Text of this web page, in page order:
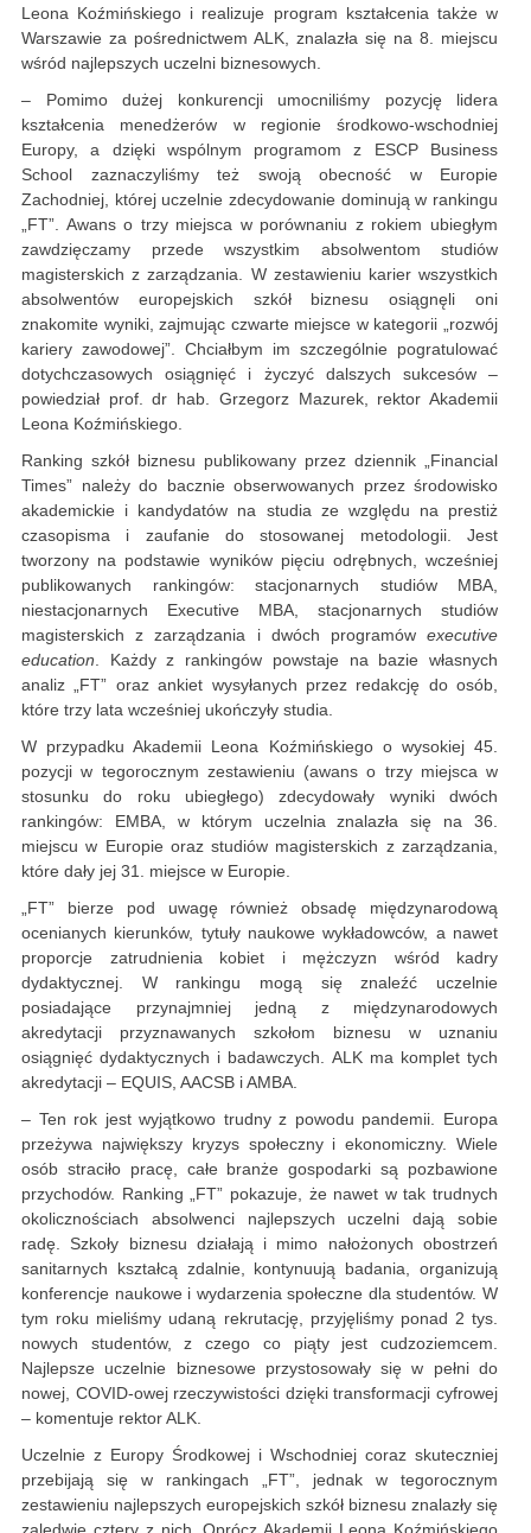
Leona Koźmińskiego i realizuje program kształcenia także w
Warszawie za pośrednictwem ALK, znalazła się na 8. miejscu
wśród najlepszych uczelni biznesowych.
– Pomimo dużej konkurencji umocniliśmy pozycję lidera
kształcenia menedżerów w regionie środkowo-wschodniej
Europy, a dzięki wspólnym programom z ESCP Business
School zaznaczyliśmy też swoją obecność w Europie
Zachodniej, której uczelnie zdecydowanie dominują w rankingu
„FT”. Awans o trzy miejsca w porównaniu z rokiem ubiegłym
zawdzięczamy przede wszystkim absolwentom studiów
magisterskich z zarządzania. W zestawieniu karier wszystkich
absolwentów europejskich szkół biznesu osiągnęli oni
znakomite wyniki, zajmując czwarte miejsce w kategorii „rozwój
kariery zawodowej”. Chciałbym im szczególnie pogratulować
dotychczasowych osiągnięć i życzyć dalszych sukcesów –
powiedział prof. dr hab. Grzegorz Mazurek, rektor Akademii
Leona Koźmińskiego.
Ranking szkół biznesu publikowany przez dziennik „Financial
Times” należy do bacznie obserwowanych przez środowisko
akademickie i kandydatów na studia ze względu na prestiż
czasopisma i zaufanie do stosowanej metodologii. Jest
tworzony na podstawie wyników pięciu odrębnych, wcześniej
publikowanych rankingów: stacjonarnych studiów MBA,
niestacjonarnych Executive MBA, stacjonarnych studiów
magisterskich z zarządzania i dwóch programów executive
education. Każdy z rankingów powstaje na bazie własnych
analiz „FT” oraz ankiet wysyłanych przez redakcję do osób,
które trzy lata wcześniej ukończyły studia.
W przypadku Akademii Leona Koźmińskiego o wysokiej 45.
pozycji w tegorocznym zestawieniu (awans o trzy miejsca w
stosunku do roku ubiegłego) zdecydowały wyniki dwóch
rankingów: EMBA, w którym uczelnia znalazła się na 36.
miejscu w Europie oraz studiów magisterskich z zarządzania,
które dały jej 31. miejsce w Europie.
„FT” bierze pod uwagę również obsadę międzynarodową
ocenianych kierunków, tytuły naukowe wykładowców, a nawet
proporcje zatrudnienia kobiet i mężczyzn wśród kadry
dydaktycznej. W rankingu mogą się znaleźć uczelnie
posiadające przynajmniej jedną z międzynarodowych
akredytacji przyznawanych szkołom biznesu w uznaniu
osiągnięć dydaktycznych i badawczych. ALK ma komplet tych
akredytacji – EQUIS, AACSB i AMBA.
– Ten rok jest wyjątkowo trudny z powodu pandemii. Europa
przeżywa największy kryzys społeczny i ekonomiczny. Wiele
osób straciło pracę, całe branże gospodarki są pozbawione
przychodów. Ranking „FT” pokazuje, że nawet w tak trudnych
okolicznościach absolwenci najlepszych uczelni dają sobie
radę. Szkoły biznesu działają i mimo nałożonych obostrzeń
sanitarnych kształcą zdalnie, kontynuują badania, organizują
konferencje naukowe i wydarzenia społeczne dla studentów. W
tym roku mieliśmy udaną rekrutację, przyjęliśmy ponad 2 tys.
nowych studentów, z czego co piąty jest cudzoziemcem.
Najlepsze uczelnie biznesowe przystosowały się w pełni do
nowej, COVID-owej rzeczywistości dzięki transformacji cyfrowej
– komentuje rektor ALK.
Uczelnie z Europy Środkowej i Wschodniej coraz skuteczniej
przebijają się w rankingach „FT”, jednak w tegorocznym
zestawieniu najlepszych europejskich szkół biznesu znalazły się